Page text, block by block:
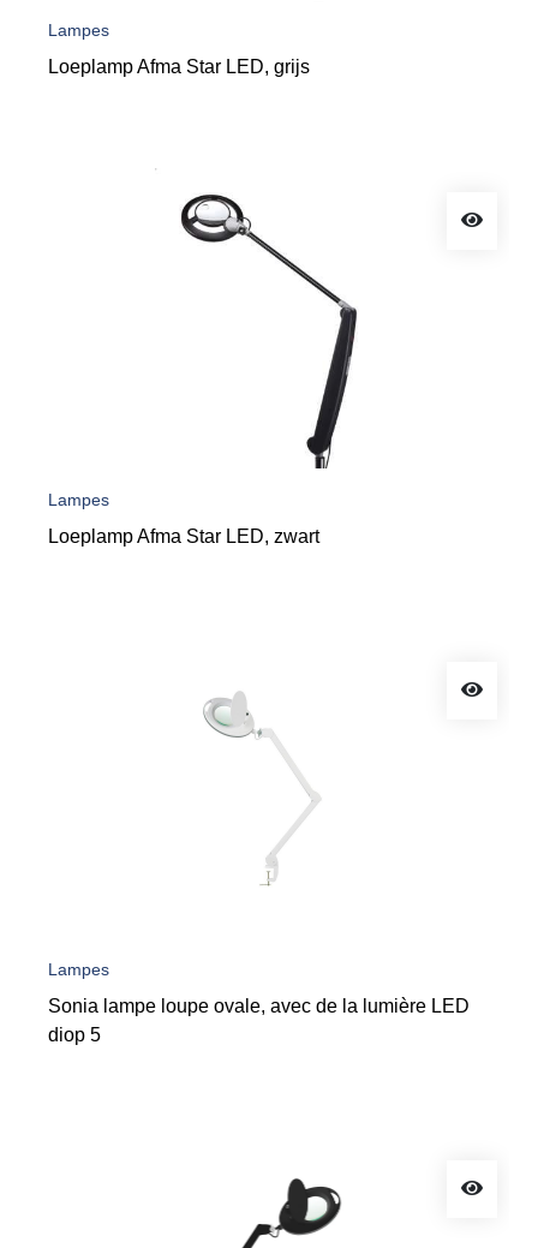
Lampes
Loeplamp Afma Star LED, grijs
Lampes
Loeplamp Afma Star LED, zwart
Lampes
Sonia lampe loupe ovale, avec de la lumière LED
diop 5